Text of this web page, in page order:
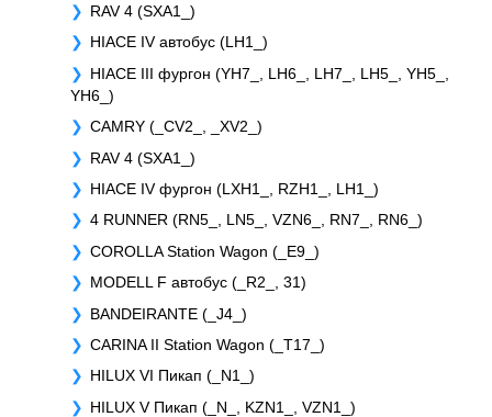
RAV 4 (SXA1_)
HIACE IV автобус (LH1_)
HIACE III фургон (YH7_, LH6_, LH7_, LH5_, YH5_,
YH6_)
CAMRY (_CV2_, _XV2_)
RAV 4 (SXA1_)
HIACE IV фургон (LXH1_, RZH1_, LH1_)
4 RUNNER (RN5_, LN5_, VZN6_, RN7_, RN6_)
COROLLA Station Wagon (_E9_)
MODELL F автобус (_R2_, 31)
BANDEIRANTE (_J4_)
CARINA II Station Wagon (_T17_)
HILUX VI Пикап (_N1_)
HILUX V Пикап (_N_, KZN1_, VZN1_)